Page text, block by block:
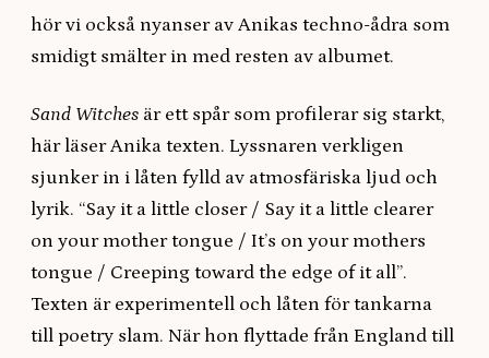
hör vi också nyanser av Anikas techno-ådra som
smidigt smälter in med resten av albumet.
Sand Witches är ett spår som profilerar sig starkt,
här läser Anika texten. Lyssnaren verkligen
sjunker in i låten fylld av atmosfäriska ljud och
lyrik. “Say it a little closer / Say it a little clearer
on your mother tongue / It’s on your mothers
tongue / Creeping toward the edge of it all”.
Texten är experimentell och låten för tankarna
till poetry slam. När hon flyttade från England till